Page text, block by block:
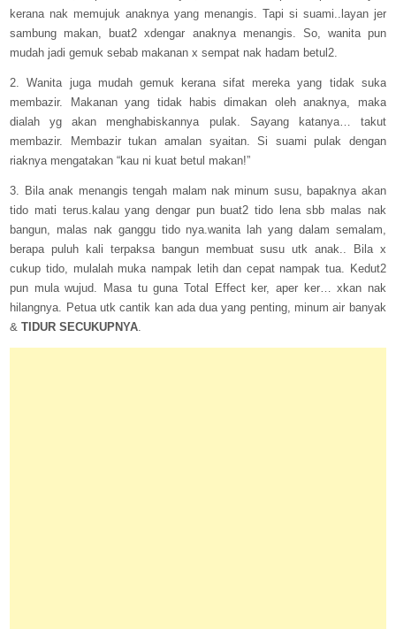
kerana nak memujuk anaknya yang menangis. Tapi si suami..layan jer
sambung makan, buat2 xdengar anaknya menangis. So, wanita pun
mudah jadi gemuk sebab makanan x sempat nak hadam betul2.
2. Wanita juga mudah gemuk kerana sifat mereka yang tidak suka
membazir. Makanan yang tidak habis dimakan oleh anaknya, maka
dialah yg akan menghabiskannya pulak. Sayang katanya… takut
membazir. Membazir tukan amalan syaitan. Si suami pulak dengan
riaknya mengatakan “kau ni kuat betul makan!”
3. Bila anak menangis tengah malam nak minum susu, bapaknya akan
tido mati terus.kalau yang dengar pun buat2 tido lena sbb malas nak
bangun, malas nak ganggu tido nya.wanita lah yang dalam semalam,
berapa puluh kali terpaksa bangun membuat susu utk anak.. Bila x
cukup tido, mulalah muka nampak letih dan cepat nampak tua. Kedut2
pun mula wujud. Masa tu guna Total Effect ker, aper ker… xkan nak
hilangnya. Petua utk cantik kan ada dua yang penting, minum air banyak
&TIDUR SECUKUPNYA